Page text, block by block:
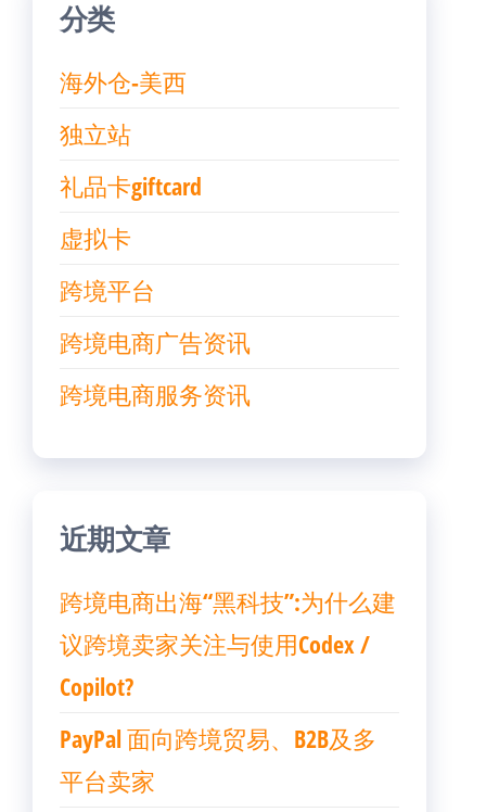
分类
海外仓-美西
独立站
礼品卡giftcard
虚拟卡
跨境平台
跨境电商广告资讯
跨境电商服务资讯
近期文章
跨境电商出海“黑科技”:为什么建
议跨境卖家关注与使用Codex /
Copilot?
PayPal 面向跨境贸易、B2B及多
平台卖家